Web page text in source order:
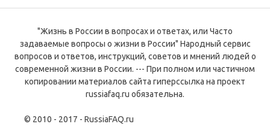
"Жизнь в России в вопросах и ответах, или Часто
задаваемые вопросы о жизни в России" Народный сервис
вопросов и ответов, инструкций, советов и мнений людей о
современной жизни в России. --- При полном или частичном
копировании материалов сайта гиперссылка на проект
russiafaq.ru обязательна.
© 2010 - 2017 - RussiaFAQ.ru